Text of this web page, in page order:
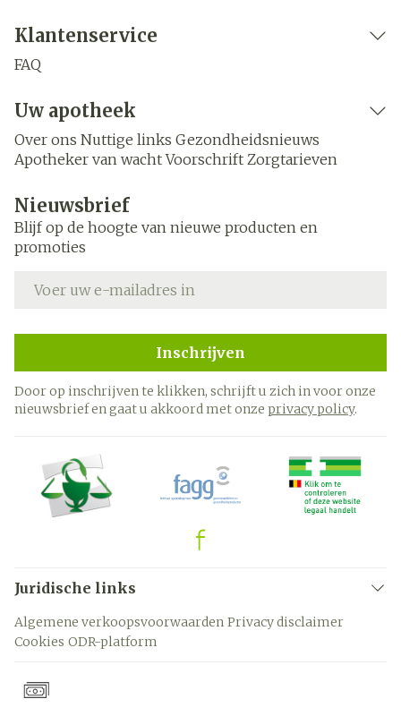
Klantenservice
FAQ
Uw apotheek
Over ons Nuttige links Gezondheidsnieuws
Apotheker van wacht Voorschrift Zorgtarieven
Nieuwsbrief
Blijf op de hoogte van nieuwe producten en
promoties
Inschrijven
Door op inschrijven te klikken, schrijft u zich in voor onze
nieuwsbrief en gaat u akkoord met onze privacy policy.
Juridische links
Algemene verkoopsvoorwaarden Privacy disclaimer
Cookies ODR-platform